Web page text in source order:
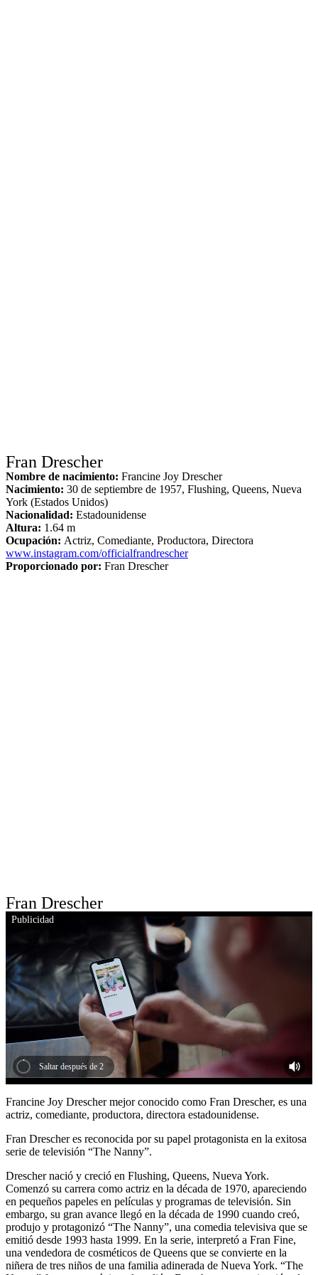
Fran Drescher
Nombre de nacimiento: Francine Joy Drescher
Nacimiento: 30 de septiembre de 1957, Flushing, Queens, Nueva
York (Estados Unidos)
Nacionalidad: Estadounidense
Altura: 1.64 m
Ocupación: Actriz, Comediante, Productora, Directora
www.instagram.com/officialfrandrescher
Proporcionado por: Fran Drescher
Fran Drescher
this video is unavailable
Publicidad
Saltar después de 2
Francine Joy Drescher mejor conocido como Fran Drescher, es una
actriz, comediante, productora, directora estadounidense.
Fran Drescher es reconocida por su papel protagonista en la exitosa
serie de televisión “The Nanny”.
Drescher nació y creció en Flushing, Queens, Nueva York.
Comenzó su carrera como actriz en la década de 1970, apareciendo
en pequeños papeles en películas y programas de televisión. Sin
embargo, su gran avance llegó en la década de 1990 cuando creó,
produjo y protagonizó “The Nanny”, una comedia televisiva que se
emitió desde 1993 hasta 1999. En la serie, interpretó a Fran Fine,
una vendedora de cosméticos de Queens que se convierte en la
niñera de tres niños de una familia adinerada de Nueva York. “The